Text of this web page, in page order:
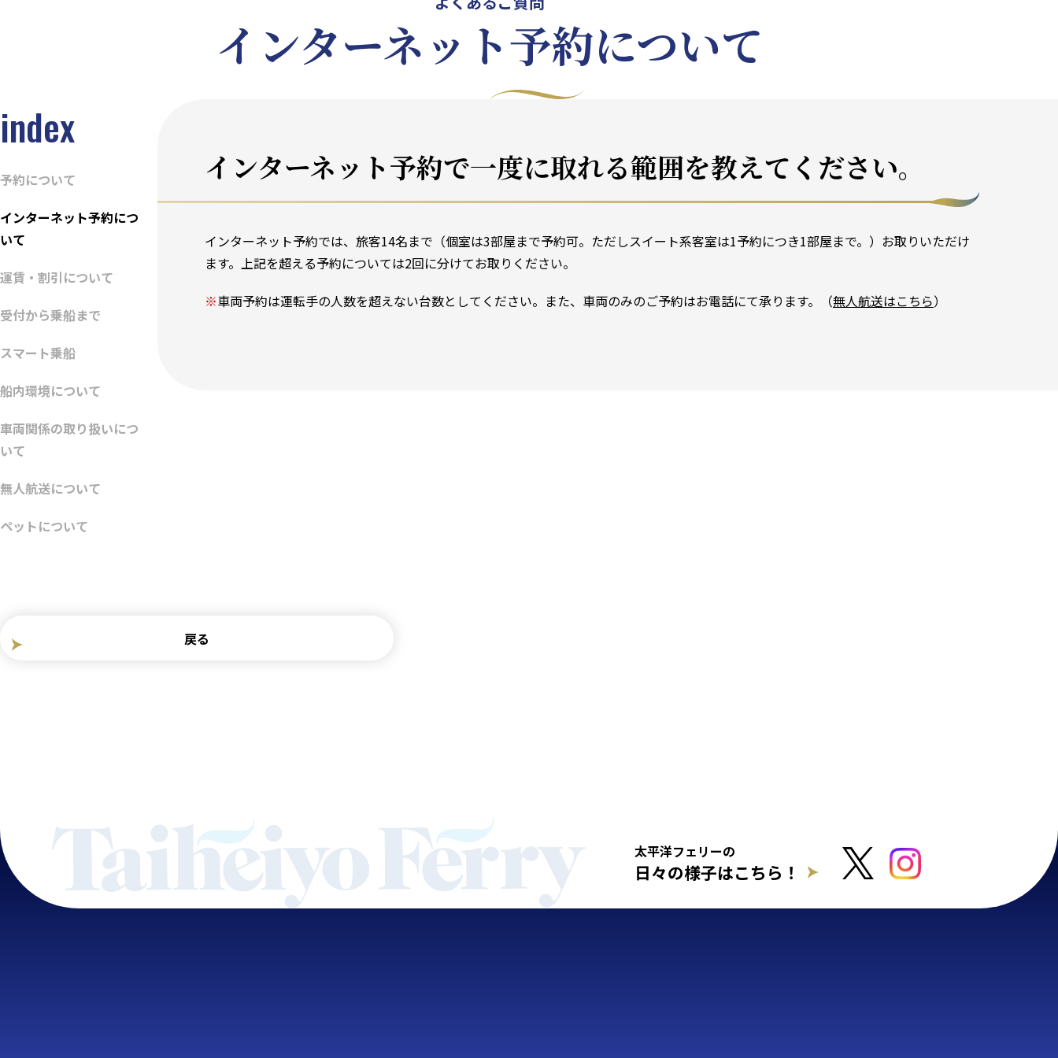
インターネット予約について
インターネット予約で一度に取れる範囲を教えてください。
インターネット予約では、旅客14名まで（個室は3部屋まで予約可。ただしスイート系客室は1予約につき1部屋まで。）お取りいただけ
ます。上記を超える予約については2回に分けてお取りください。
※車両予約は運転手の人数を超えない台数としてください。また、車両のみのご予約はお電話にて承ります。（無人航送はこちら）
index
予約について
インターネット予約につ
いて
運賃・割引について
受付から乗船まで
スマート乗船
船内環境について
車両関係の取り扱いにつ
いて
無人航送について
ペットについて
戻る
太平洋フェリーの
日々の様子はこちら！